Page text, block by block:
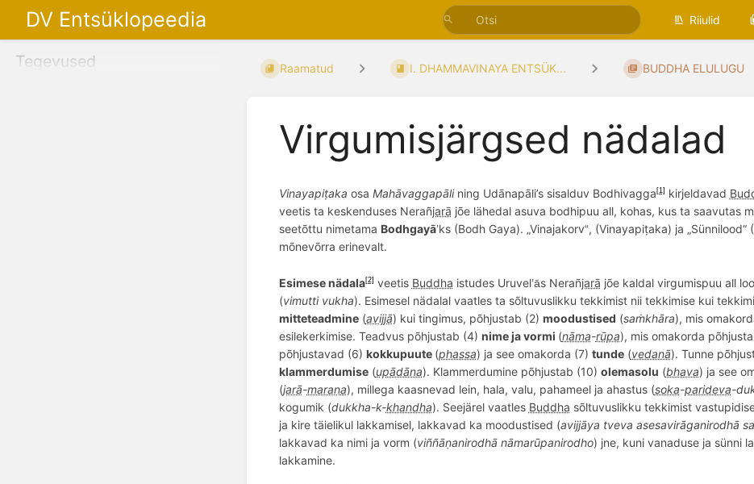
DV Entsüklopeedia Riiulid
Tegevused Raamatud I. DHAMMAVINAYA ENTSÜK... BUDDHA ELULUGU
Virgumisjärgsed nädalad
Vinayapiṭaka osa Mahāvaggapālining Udānapāli’s sisalduv Bodhivagga [1] kirjeldavad
veetis ta keskenduses Nerañjarā jõe lähedal asuva bodhipuu all, kohas, kus ta saavutas
seetõttu nimetama Bodhgayā’ks (Bodh Gaya). „Vinajakorv“, (Vinayapiṭaka) ja
mõnevõrra erinevalt.
Esimese nädala[2] veetis Buddha istudes Uruvelā’s Nerañjarā jõe kaldal virgumispuu all
(vimutti vukha). Esimesel nädalal vaatles ta sõltuvuslikku tekkimist nii tekkimise kui
mitteteadmine(avijjā) kui tingimus, põhjustab (2) moodustised (saṁkhāra), mis
esilekerkimise. Teadvus põhjustab (4) nime ja vormi (nāma-rūpa), mis omakorda põ
põhjustavad (6) kokkupuute (phassa) ja see omakorda (7) tunde(vedanā). Tunne
klammerdumise(upādāna). Klammerdumine põhjustab (10) olemasolu (bhava) ja see
(jarā-maraṇa), millega kaasnevad lein, hala, valu, pahameel ja ahastus (soka-parideva-
kogumik (dukkha-k-khandha). Seejärel vaatles Buddha sõltuvuslikku tekkimist
ja kire täielikul lakkamisel, lakkavad ka moodustised (avijjāya tveva asesavirāganirodhā
lakkavad ka nimi ja vorm (viññāṇanirodhā nāmarūpanirodho) jne, kuni vanaduse ja sünni
lakkamine.